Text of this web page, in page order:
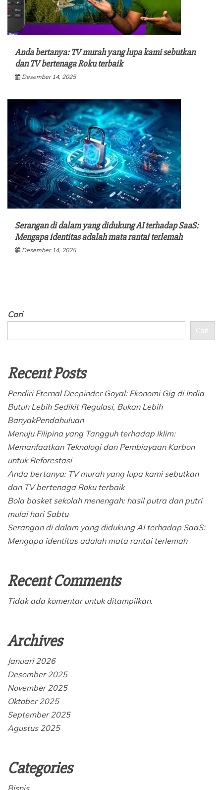
Anda bertanya: TV murah yang lupa kami sebutkan
dan TV bertenaga Roku terbaik
Desember 14, 2025
Serangan di dalam yang didukung AI terhadap SaaS:
Mengapa identitas adalah mata rantai terlemah
Desember 14, 2025
Cari
Cari
Recent Posts
Pendiri Eternal Deepinder Goyal: Ekonomi Gig di India
Butuh Lebih Sedikit Regulasi, Bukan Lebih
BanyakPendahuluan
Menuju Filipina yang Tangguh terhadap Iklim:
Memanfaatkan Teknologi dan Pembiayaan Karbon
untuk Reforestasi
Anda bertanya: TV murah yang lupa kami sebutkan
dan TV bertenaga Roku terbaik
Bola basket sekolah menengah: hasil putra dan putri
mulai hari Sabtu
Serangan di dalam yang didukung AI terhadap SaaS:
Mengapa identitas adalah mata rantai terlemah
Recent Comments
Tidak ada komentar untuk ditampilkan.
Archives
Januari 2026
Desember 2025
November 2025
Oktober 2025
September 2025
Agustus 2025
Categories
Bisnis